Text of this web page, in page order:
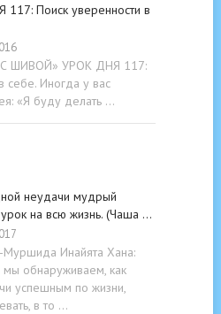
Поиск уверенности в
С ШИВОЙ» УРОК ДНЯ 117:
себе. Иногда у вас
«Я буду делать …
неудачи мудрый
на всю жизнь. (Чаша …
Инайята Хана:
мы обнаруживаем, как
успешным по жизни,
в то …